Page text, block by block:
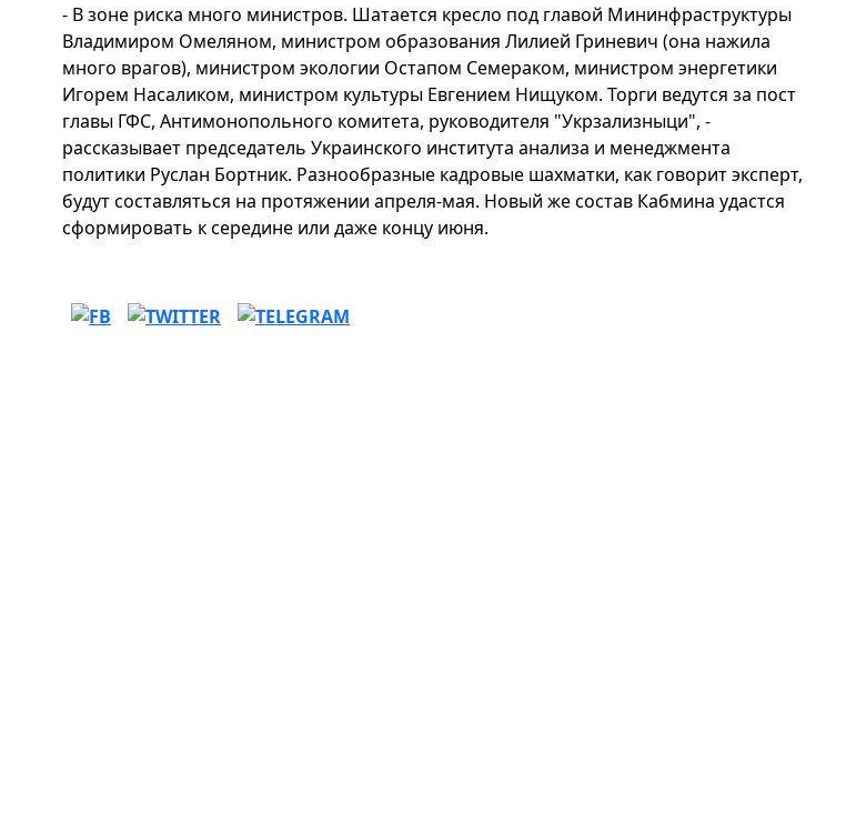
- В зоне риска много министров. Шатается кресло под главой Мининфраструктуры
Владимиром Омеляном, министром образования Лилией Гриневич (она нажила
много врагов), министром экологии Остапом Семераком, министром энергетики
Игорем Насаликом, министром культуры Евгением Нищуком. Торги ведутся за пост
главы ГФС, Антимонопольного комитета, руководителя "Укрзализныци", -
рассказывает председатель Украинского института анализа и менеджмента
политики Руслан Бортник. Разнообразные кадровые шахматки, как говорит эксперт,
будут составляться на протяжении апреля-мая. Новый же состав Кабмина удастся
сформировать к середине или даже концу июня.